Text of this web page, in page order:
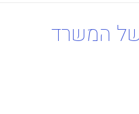
המשרד